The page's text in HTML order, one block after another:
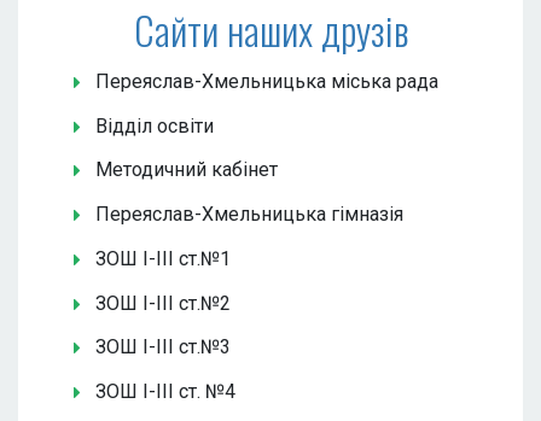
Сайти наших друзів
Переяслав-Хмельницька міська рада
Відділ освіти
Методичний кабінет
Переяслав-Хмельницька гімназія
ЗОШ І-ІІІ ст.№1
ЗОШ І-ІІІ ст.№2
ЗОШ І-ІІІ ст.№3
ЗОШ І-ІІІ ст. №4